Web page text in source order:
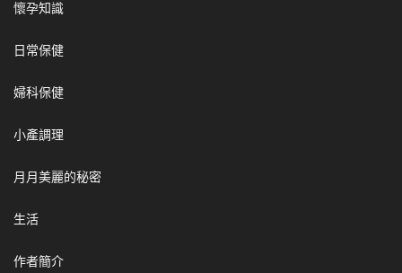
懷孕知識
日常保健
婦科保健
小產調理
月月美麗的秘密
生活
作者簡介